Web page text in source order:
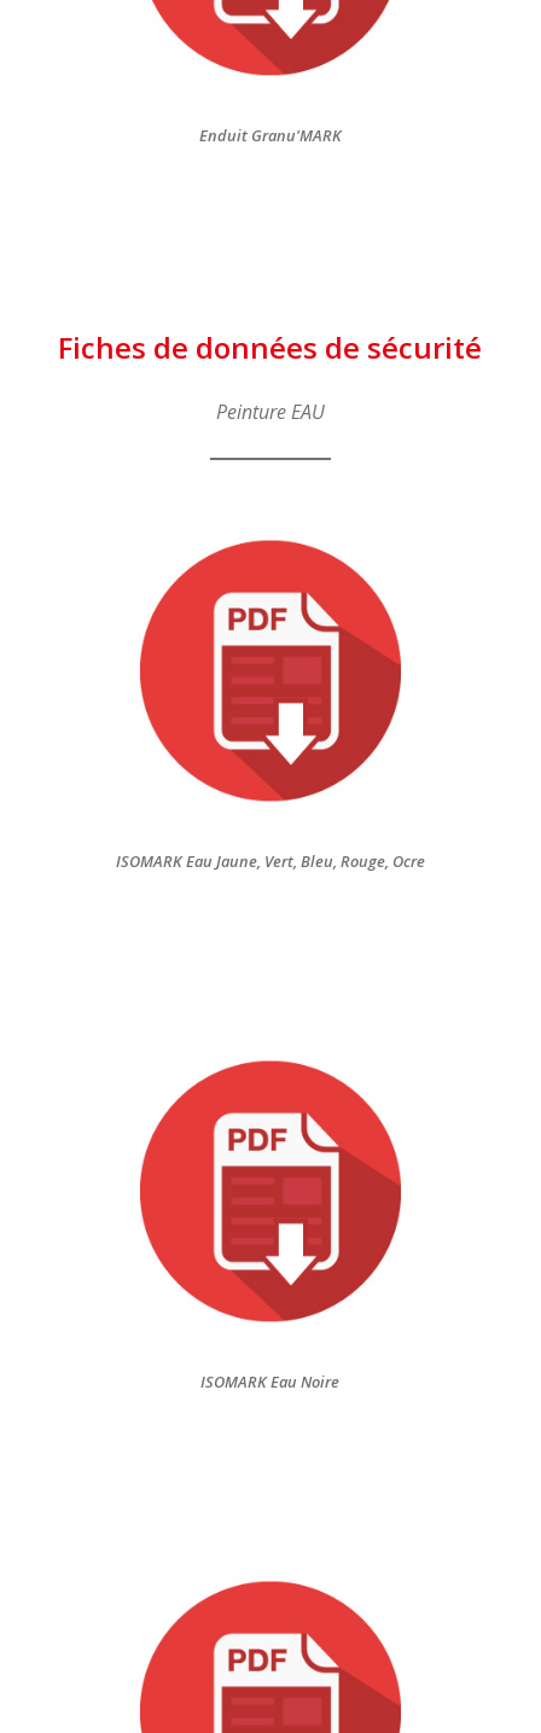
Enduit Granu'MARK
Fiches de données de sécurité
Peinture EAU
ISOMARK Eau Jaune, Vert, Bleu, Rouge, Ocre
ISOMARK Eau Noire